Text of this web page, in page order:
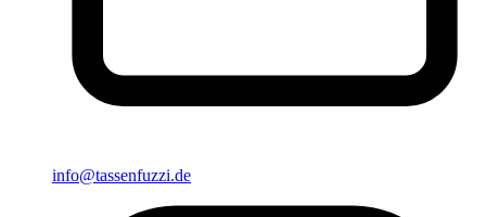
info@tassenfuzzi.de